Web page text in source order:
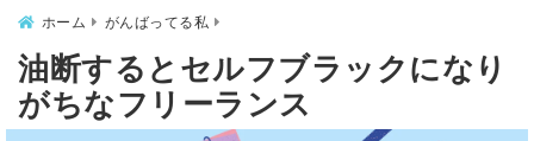
ホーム がんばってる私
油断するとセルフブラックになり
がちなフリーランス